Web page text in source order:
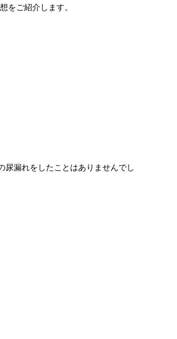
をご紹介します。
尿漏れをしたことはありませんでし